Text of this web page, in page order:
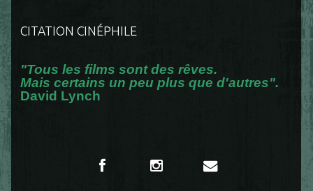
CITATION CINÉPHILE
"Tous les films sont des rêves.
Mais certains un peu plus que d'autres".
David Lynch